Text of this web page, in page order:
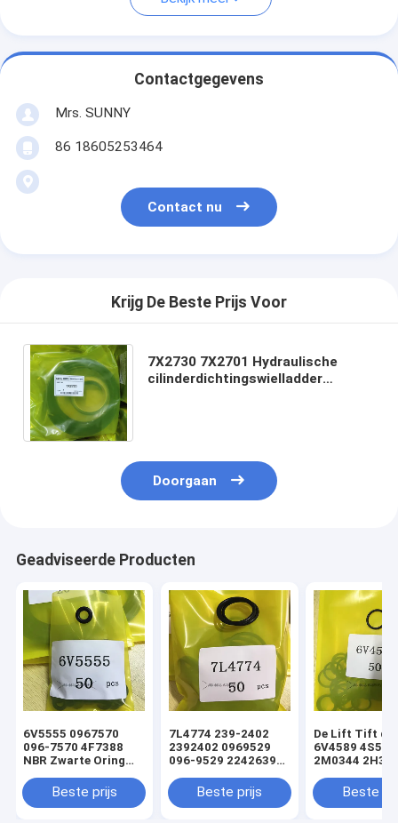
Contactgegevens
Mrs. SUNNY
86 18605253464
Contact nu
Krijg De Beste Prijs Voor
7X2730 7X2701 Hydraulische
cilinderdichtingswielladder
Doorgaan
Geadviseerde Producten
6V5555 0967570
096-7570 4F7388
NBR Zwarte Oring
cilinderladerafdichtingsset
Beste prijs
7L4774 239-2402
2392402 0969529
096-9529 2242639
Zwarte Oring
hydraulische
Beste prijs
De Lift Tift die
6V4589
2M0344
de
Beste